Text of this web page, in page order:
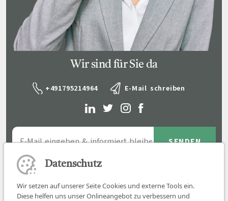
Wir sind für Sie da
+491795214964 E-Mail schreiben
Datenschutz
Wir setzen auf unserer Seite Cookies und externe Tools ein.
Diese helfen uns unser Onlineangebot zu verbessern und